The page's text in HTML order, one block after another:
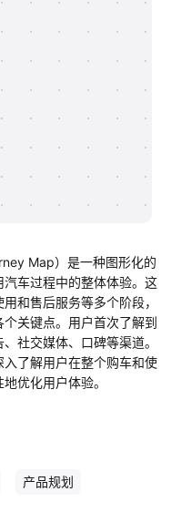
Map）是一种图形化的
车过程中的整体体验。这
和售后服务等多个阶段，
关键点。用户首次了解到
社交媒体、口碑等渠道。
了解用户在整个购车和使
优化用户体验。
产品规划